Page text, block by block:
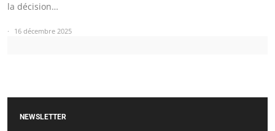
la décision…
16 décembre 2025
NEWSLETTER